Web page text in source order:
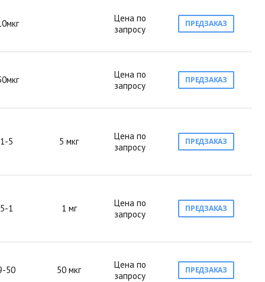
Цена по
запросу
ПРЕДЗАКАЗ
Цена по
запросу
ПРЕДЗАКАЗ
5 5 мкг
Цена по
запросу
ПРЕДЗАКАЗ
1 1 мг
Цена по
запросу
ПРЕДЗАКАЗ
50 50 мкг
Цена по
запросу
ПРЕДЗАКАЗ